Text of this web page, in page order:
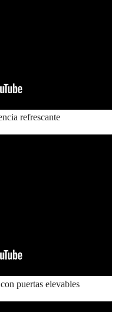
refrescante
puertas elevables